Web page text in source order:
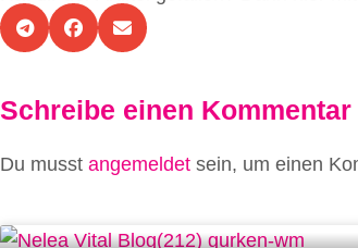
Schreibe einen Kommentar
Du musst angemeldet sein, um einen